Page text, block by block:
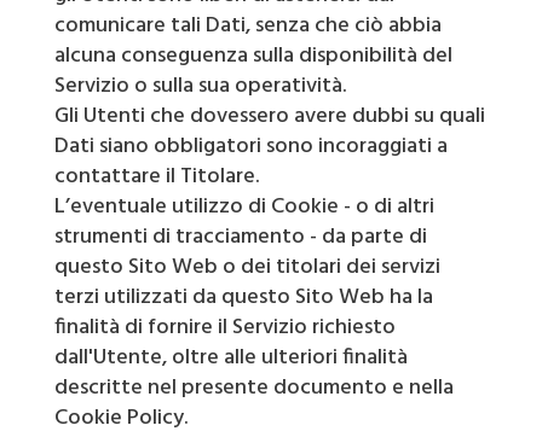
comunicare tali Dati, senza che ciò abbia
alcuna conseguenza sulla disponibilità del
Servizio o sulla sua operatività.
Gli Utenti che dovessero avere dubbi su quali
Dati siano obbligatori sono incoraggiati a
contattare il Titolare.
L’eventuale utilizzo di Cookie - o di altri
strumenti di tracciamento - da parte di
questo Sito Web o dei titolari dei servizi
terzi utilizzati da questo Sito Web ha la
finalità di fornire il Servizio richiesto
dall'Utente, oltre alle ulteriori finalità
descritte nel presente documento e nella
Cookie Policy.